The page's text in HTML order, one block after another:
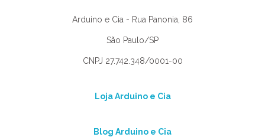
Arduino e Cia - Rua Panonia, 86
São Paulo/SP
CNPJ 27.742.348/0001-00
Loja Arduino e Cia
Blog Arduino e Cia